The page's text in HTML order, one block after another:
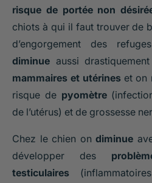
risque de portée non
chiots à qui il faut trouver de
d’engorgement des
diminue aussi
mammaires et utérines et on
risque de pyomètre
de l’utérus) et de grossesse
Chez le chien ondiminue
développer des
testiculaires